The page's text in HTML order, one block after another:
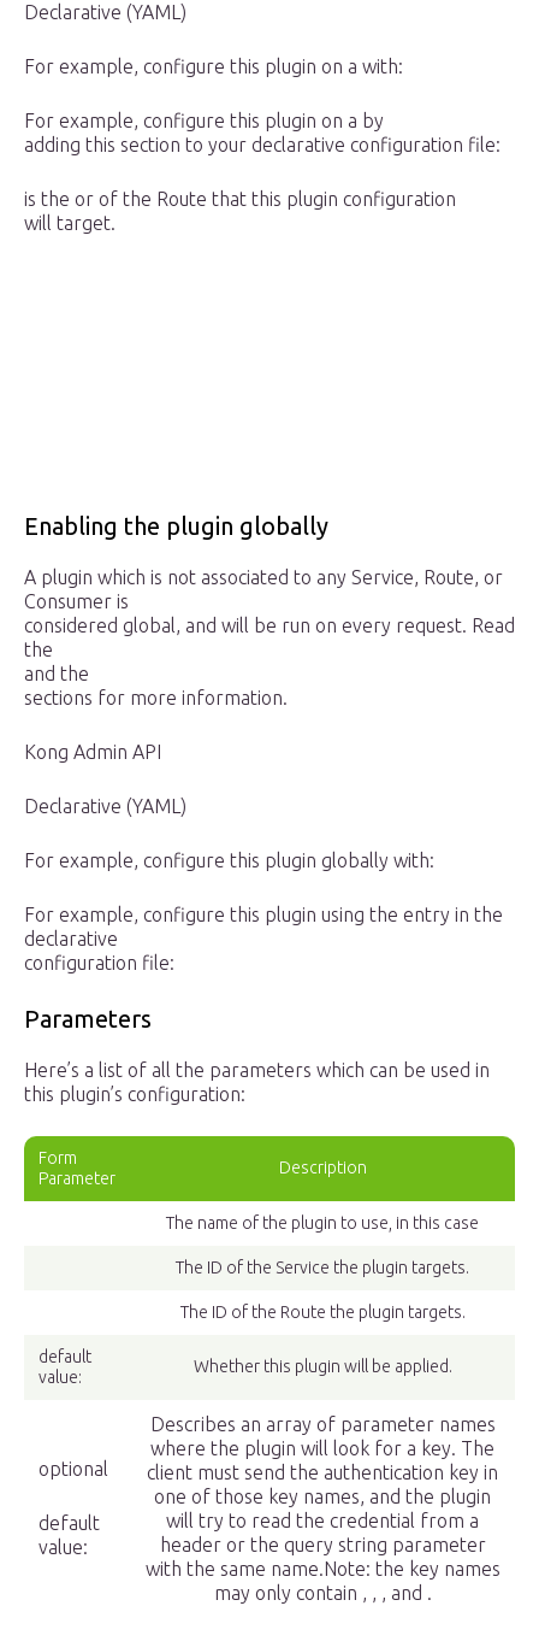
Declarative (YAML)
For example, configure this plugin on a with:
For example, configure this plugin on a by
adding this section to your declarative configuration file:
is the or of the Route that this plugin configuration
will target.
Enabling the plugin globally
A plugin which is not associated to any Service, Route, or
Consumer is
considered global, and will be run on every request. Read
the
and the
sections for more information.
Kong Admin API
Declarative (YAML)
For example, configure this plugin globally with:
For example, configure this plugin using the entry in the
declarative
configuration file:
Parameters
Here’s a list of all the parameters which can be used in
this plugin’s configuration:
Form
Parameter
Description
The name of the plugin to use, in this case
The ID of the Service the plugin targets.
The ID of the Route the plugin targets.
default
value:
Whether this plugin will be applied.
optional
default
value:
Describes an array of parameter names
where the plugin will look for a key. The
client must send the authentication key in
one of those key names, and the plugin
will try to read the credential from a
header or the query string parameter
with the same name.Note: the key names
may only contain , , , and .